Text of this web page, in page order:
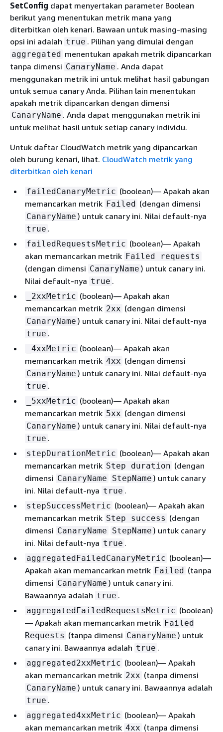
SetConfig dapat menyertakan parameter Boolean
berikut yang menentukan metrik mana yang
diterbitkan oleh kenari. Bawaan untuk masing-masing
opsi ini adalah true . Pilihan yang dimulai dengan
aggregated menentukan apakah metrik dipancarkan
tanpa dimensi CanaryName . Anda dapat
menggunakan metrik ini untuk melihat hasil gabungan
untuk semua canary Anda. Pilihan lain menentukan
apakah metrik dipancarkan dengan dimensi
CanaryName . Anda dapat menggunakan metrik ini
untuk melihat hasil untuk setiap canary individu.
Untuk daftar CloudWatch metrik yang dipancarkan
oleh burung kenari, lihat. CloudWatch metrik yang
diterbitkan oleh kenari
failedCanaryMetric (boolean)— Apakah akan
memancarkan metrik Failed (dengan dimensi
CanaryName ) untuk canary ini. Nilai default-nya
true .
failedRequestsMetric (boolean)— Apakah
akan memancarkan metrik Failed requests
(dengan dimensi CanaryName ) untuk canary ini.
Nilai default-nya true .
_2xxMetric (boolean)— Apakah akan
memancarkan metrik 2xx (dengan dimensi
CanaryName ) untuk canary ini. Nilai default-nya
true .
_4xxMetric (boolean)— Apakah akan
memancarkan metrik 4xx (dengan dimensi
CanaryName ) untuk canary ini. Nilai default-nya
true .
_5xxMetric (boolean)— Apakah akan
memancarkan metrik 5xx (dengan dimensi
CanaryName ) untuk canary ini. Nilai default-nya
true .
stepDurationMetric (boolean)— Apakah akan
memancarkan metrik Step duration (dengan
dimensi CanaryName StepName ) untuk canary
ini. Nilai default-nya true .
stepSuccessMetric (boolean)— Apakah akan
memancarkan metrik Step success (dengan
dimensi CanaryName StepName ) untuk canary
ini. Nilai default-nya true .
aggregatedFailedCanaryMetric (boolean)—
Apakah akan memancarkan metrik Failed (tanpa
dimensi CanaryName ) untuk canary ini.
Bawaannya adalah true .
aggregatedFailedRequestsMetric (boolean)
— Apakah akan memancarkan metrik Failed
Requests (tanpa dimensi CanaryName ) untuk
canary ini. Bawaannya adalah true .
aggregated2xxMetric (boolean)— Apakah
akan memancarkan metrik 2xx (tanpa dimensi
CanaryName ) untuk canary ini. Bawaannya adalah
true .
aggregated4xxMetric (boolean)— Apakah
akan memancarkan metrik 4xx (tanpa dimensi